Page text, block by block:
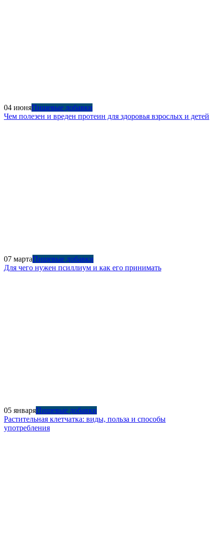
04 июняПищевые добавки
Чем полезен и вреден протеин для здоровья взрослых и детей
07 мартаПищевые добавки
Для чего нужен псиллиум и как его принимать
05 январяПищевые добавки
Растительная клетчатка: виды, польза и способы
употребления